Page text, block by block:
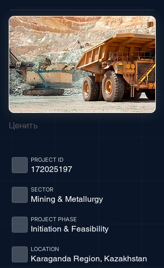
Ценить
172025197
PROJECT ID
Mining & Metallurgy
SECTOR
Initiation & Feasibility
PROJECT PHASE
Karaganda Region, Kazakhstan
LOCATION